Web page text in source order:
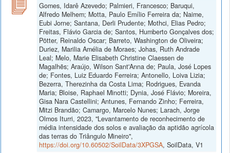
Gomes, Idarê Azevedo; Palmieri, Francesco; Baruqui,
Alfredo Melhem; Motta, Paulo Emílio Ferreira da; Naime,
Eubi Jorne; Santana, Derli Prudente; Mothci, Elias Pedro;
Freitas, Flávio Garcia de; Santos, Humberto Gonçalves dos;
Pötter, Reinaldo Oscar; Barreto, Washington de Oliveira;
Duriez, Marilia Amélia de Moraes; Johas, Ruth Andrade
Leal; Melo, Marie Elisabeth Christine Claessen de
Magalhẽs; Araújo, Wilson Sant'Anna de; Paula, José Lopes
de; Fontes, Luiz Eduardo Ferreira; Antonello, Loiva Lizia;
Bezerra, Therezinha da Costa Lima; Rodrigues, Evanda
Maria; Bloise, Raphael Minotti; Dynia, José Flávio; Moreira,
Gisa Nara Castellini; Antunes, Fernando Zinho; Ferreira,
Mitzi Brandão; Camargo, Marcelo Nunes; Larach, Jorge
Olmos Iturri, 2023, "Levantamento de reconhecimento de
média intensidade dos solos e avaliação da aptidão agrícola
das terras do Triângulo Mineiro",
https://doi.org/10.60502/SoilData/3XPGSA, SoilData, V1